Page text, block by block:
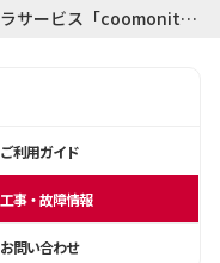
サポートサイトの使い方
工事・故障情報通知サー
サービス名から探す : クラウド録画カメラサービス「coomonita (コーモニタ)」に関する工事・故障情報
ご利用ガイド
工事・故障情報
お問い合わせ